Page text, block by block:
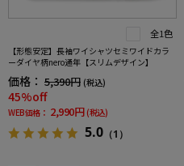
全1色
【形態安定】長袖ワイシャツセミワイドカラ
ーダイヤ柄nero通年【スリムデザイン】
価格： 5,390円 (税込)
45%off
WEB価格： 2,990円 (税込)
5.0 （1）